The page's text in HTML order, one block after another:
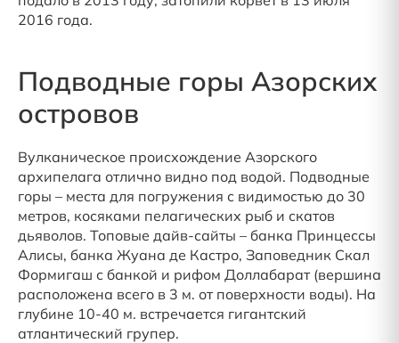
2016 года.
Подводные горы Азорских
островов
Вулканическое происхождение Азорского
архипелага отлично видно под водой. Подводные
горы – места для погружения с видимостью до 30
метров, косяками пелагических рыб и скатов
дьяволов. Топовые дайв-сайты – банка Принцессы
Алисы, банка Жуана де Кастро, Заповедник Скал
Формигаш с банкой и рифом Доллабарат (вершина
расположена всего в 3 м. от поверхности воды). На
глубине 10-40 м. встречается гигантский
атлантический групер.